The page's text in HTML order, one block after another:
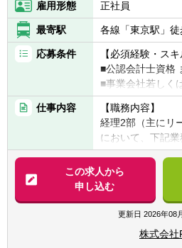
雇用形態 正社員
最寄駅 各線「東京駅」
応募条件
【必須経験・スキ
■公認会計士資格
■事業会社若しく
会計事務所等で
■法人税・消費税
験
■チームの成長を
ーシップ経験
【歓迎経験・スキ
■税務申告書作成
■業務・事務処理
ール活用による
仕事内容
【職務内容】
経理2部（主にリ
において、下記
【具体的には】
■本型オペレーテ
会社（SPC）に
らず、会社設立
税務申告に至るま
■チームメンバー
この求人から
申し込む
更新日 2026年08
株式会社